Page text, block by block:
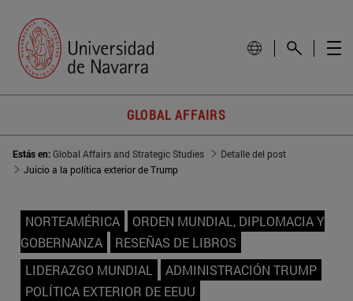
GLOBAL AFFAIRS
Estás en:Global Affairs and Strategic Studies
Detalle del post
Juicio a la política exterior de Trump
NORTEAMÉRICA
ORDEN MUNDIAL, DIPLOMACIA Y
GOBERNANZA
RESEÑAS DE LIBROS
LIDERAZGO MUNDIAL
ADMINISTRACIÓN TRUMP
POLÍTICA EXTERIOR DE EEUU